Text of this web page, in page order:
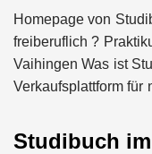
Homepage von
freiberuflich ?
Vaihingen Was ist
Verkaufsplattform für
Studibuch